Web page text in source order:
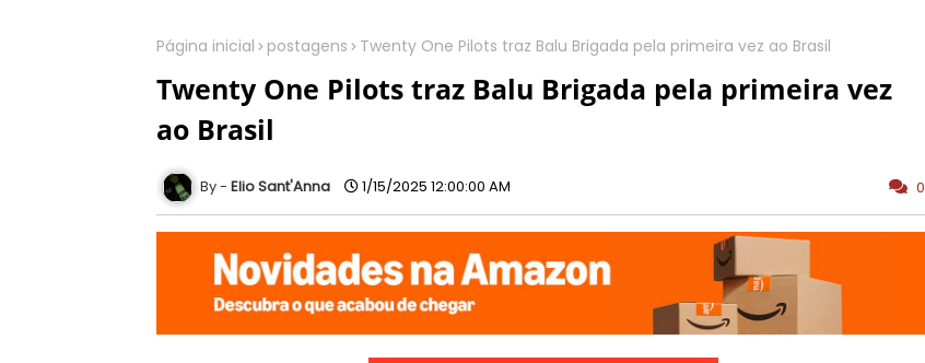
Página inicial postagens Twenty One Pilots traz Balu Brigada pela primeira vez ao Brasil
Twenty One Pilots traz Balu Brigada pela primeira vez
ao Brasil
Elio Sant'Anna 1/15/2025 12:00:00 AM 0